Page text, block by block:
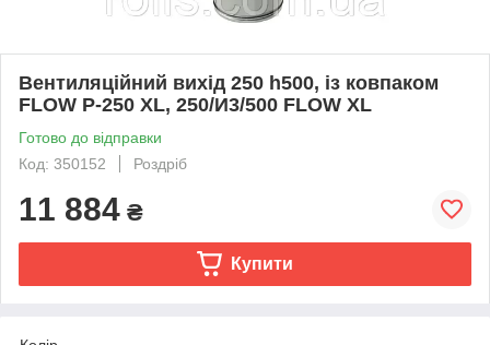
Вентиляційний вихід 250 h500, із ковпаком
FLOW P-250 XL, 250/И3/500 FLOW XL
Готово до відправки
Код: 350152
Роздріб
11 884 ₴
Купити